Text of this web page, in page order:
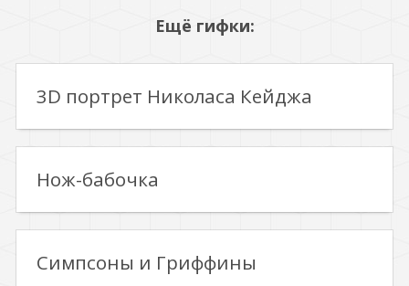
Ещё гифки:
3D портрет Николаса Кейджа
Нож-бабочка
Симпсоны и Гриффины